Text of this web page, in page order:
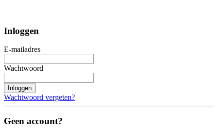
Inloggen
E-mailadres
Wachtwoord
Inloggen
Wachtwoord vergeten?
Geen account?